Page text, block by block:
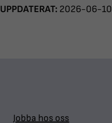
UPPDATERAT: 2026-06-10
Jobba hos oss